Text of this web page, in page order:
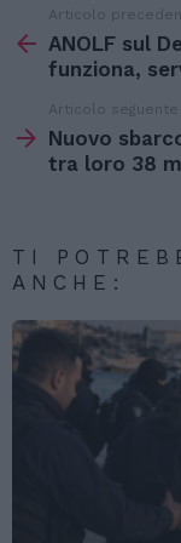
di
Articolo
ANOLF sul
funziona,
Articolo seguente
Nuovo
tra loro 38
TI
ANCHE: